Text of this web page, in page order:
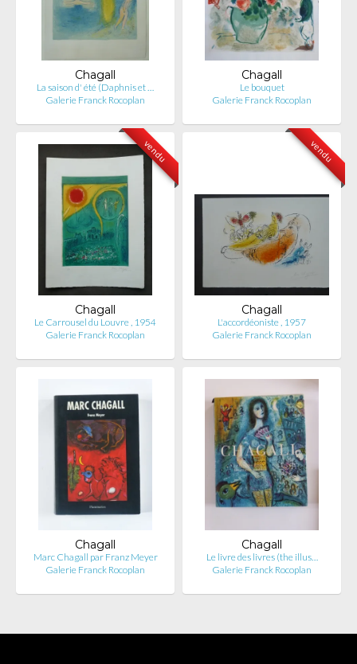
Chagall
La saison d' été (Daphnis et …
Galerie Franck Rocoplan
Chagall
Le bouquet
Galerie Franck Rocoplan
vendu
Chagall
Le Carrousel du Louvre , 1954
Galerie Franck Rocoplan
vendu
Chagall
L'accordéoniste , 1957
Galerie Franck Rocoplan
Chagall
Marc Chagall par Franz Meyer
Galerie Franck Rocoplan
Chagall
Le livre des livres (the illus…
Galerie Franck Rocoplan